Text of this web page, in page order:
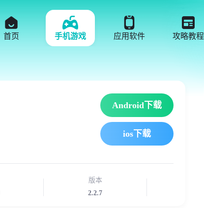
首页 手机游戏 应用软件 攻略教程
Android下载
ios下载
版本
2.2.7